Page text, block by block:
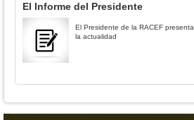
El Informe del Presidente
El Presidente de la RACEF
la actualidad